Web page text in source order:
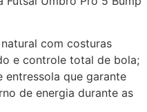
com costuras
e controle total de bola;
entressola que garante
de energia durante as